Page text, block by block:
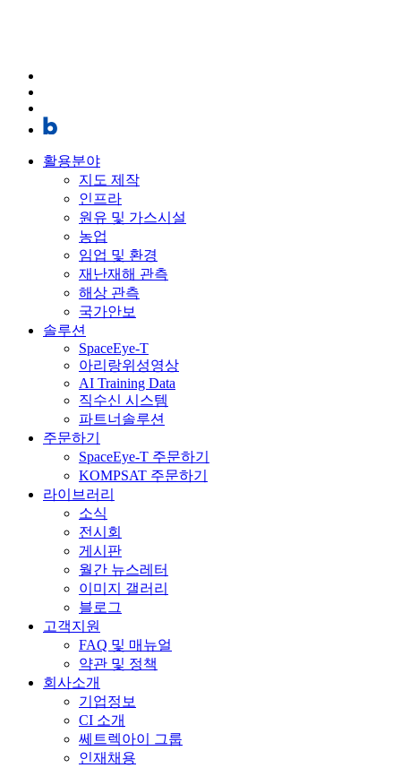
활용분야
지도 제작
인프라
원유 및 가스시설
농업
임업 및 환경
재난재해 관측
해상 관측
국가안보
솔루션
SpaceEye-T
아리랑위성영상
AI Training Data
직수신 시스템
파트너솔루션
주문하기
SpaceEye-T 주문하기
KOMPSAT 주문하기
라이브러리
소식
전시회
게시판
월간 뉴스레터
이미지 갤러리
블로그
고객지원
FAQ 및 매뉴얼
약관 및 정책
회사소개
기업정보
CI 소개
쎄트렉아이 그룹
인재채용